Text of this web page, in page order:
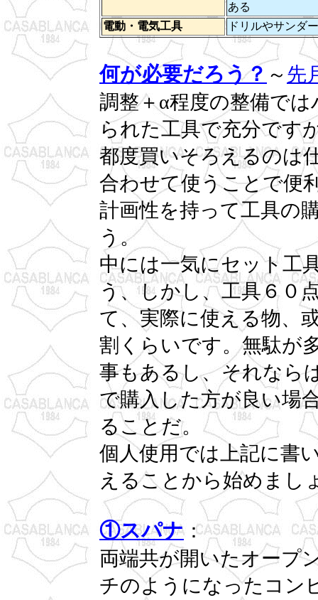
ある
電動・電気工具
ドリルやサンダ
何が必要だろう？ ～ 先
調整＋α程度の整備で
られた工具で充分です
都度買いそろえるのは
合わせて使うことで便
計画性を持って工具の
う。
中には一気にセット工
う、しかし、工具６０
て、実際に使える物、
割くらいです。無駄が
事もあるし、それなら
で購入した方が良い場
ることだ。
個人使用では上記に書
えることから始めまし
①スパナ：
両端共が開いたオープ
チのようになったコン